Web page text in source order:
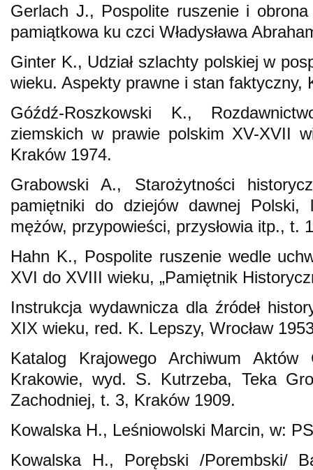
Gerlach J., Pospolite ruszenie i
pamiątkowa ku czci Władysława
Ginter K., Udział szlachty polskiej w
wieku. Aspekty prawne i stan faktyczny,
Góźdź-Roszkowski K.,
ziemskich w prawie polskim XV-XVII
Kraków 1974.
Grabowski A., Starożytności
pamiętniki do dziejów dawnej
mężów, przypowieści, przysłowia itp., t.
Hahn K., Pospolite ruszenie wedle
XVI do XVIII wieku, „Pamiętnik
Instrukcja wydawnicza dla źródeł
XIX wieku, red. K. Lepszy, Wrocław
Katalog Krajowego Archiwum
Krakowie, wyd. S. Kutrzeba, Teka
Zachodniej, t. 3, Kraków 1909.
Kowalska H., Leśniowolski Marcin, w:
Kowalska H., Porębski /Porembski/